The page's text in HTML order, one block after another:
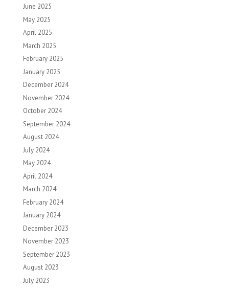
June 2025
May 2025
April 2025
March 2025
February 2025
January 2025
December 2024
November 2024
October 2024
September 2024
August 2024
July 2024
May 2024
April 2024
March 2024
February 2024
January 2024
December 2023
November 2023
September 2023
August 2023
July 2023